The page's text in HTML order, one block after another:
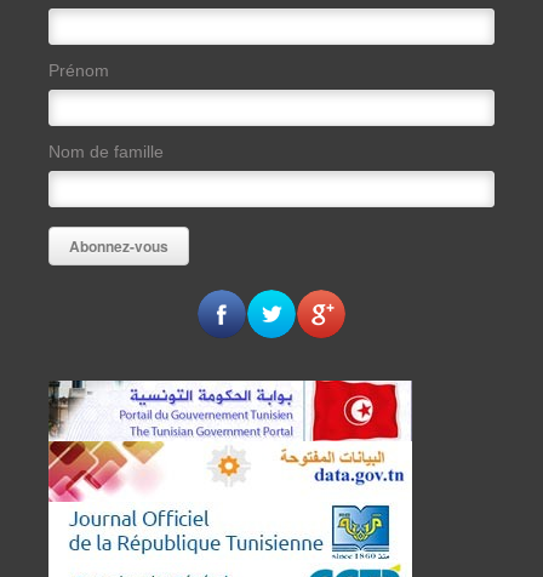
Prénom
Nom de famille